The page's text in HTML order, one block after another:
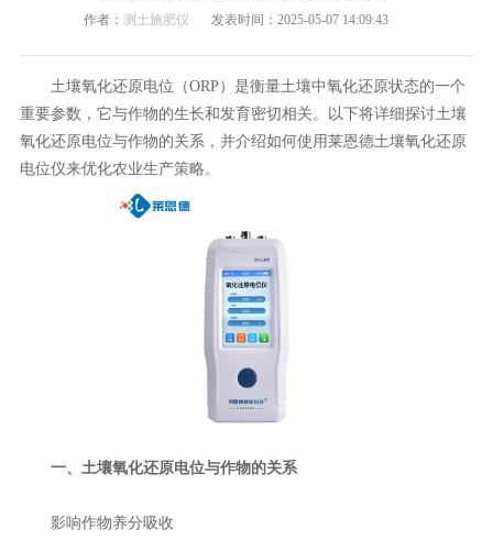
作者： 测土施肥仪 发表时间：2025-05-07 14:09:43
土壤氧化还原电位（ORP）是衡量土壤中氧化还原状态的一个
重要参数，它与作物的生长和发育密切相关。以下将详细探讨土壤
氧化还原电位与作物的关系，并介绍如何使用莱恩德土壤氧化还原
电位仪来优化农业生产策略。
一、土壤氧化还原电位与作物的关系
影响作物养分吸收